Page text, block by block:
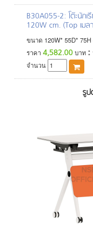
B30A055-2: โต๊ะนัก
120W cm. (Top เมล
ขนาด 120W* 55D* 75H
ราคา 4,582.00 บาท :
จำนวน
รู